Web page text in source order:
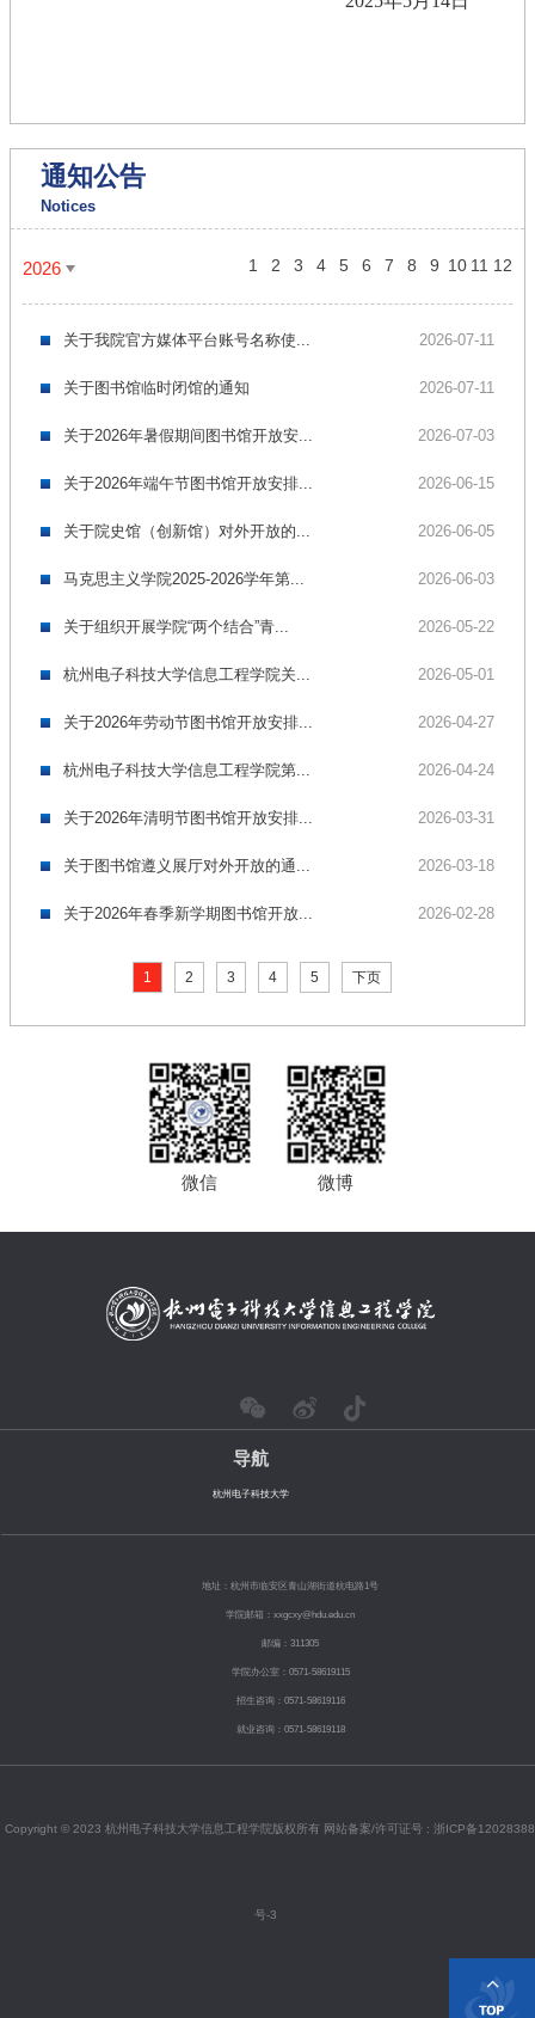
通知公告
Notices
2026 1 2 3 4 5 6 7 8 9 10 11 12
关于我院官方媒体平台账号名称使... 2026-07-11
关于图书馆临时闭馆的通知 2026-07-11
关于2026年暑假期间图书馆开放安... 2026-07-03
关于2026年端午节图书馆开放安排... 2026-06-15
关于院史馆（创新馆）对外开放的... 2026-06-05
马克思主义学院2025-2026学年第... 2026-06-03
关于组织开展学院“两个结合”青... 2026-05-22
杭州电子科技大学信息工程学院关... 2026-05-01
关于2026年劳动节图书馆开放安排... 2026-04-27
杭州电子科技大学信息工程学院第... 2026-04-24
关于2026年清明节图书馆开放安排... 2026-03-31
关于图书馆遵义展厅对外开放的通... 2026-03-18
关于2026年春季新学期图书馆开放... 2026-02-28
1 2 3 4 5 下页
微信 微博
导航
杭州电子科技大学
地址：杭州市临安区青山湖街道杭电路1号
学院邮箱：xxgcxy@hdu.edu.cn
邮编：311305
学院办公室：0571-58619115
招生咨询：0571-58619116
就业咨询：0571-58619118
Copyright © 2023 杭州电子科技大学信息工程学院版权所有 网站备案/许可证号 : 浙ICP备12028388
号-3